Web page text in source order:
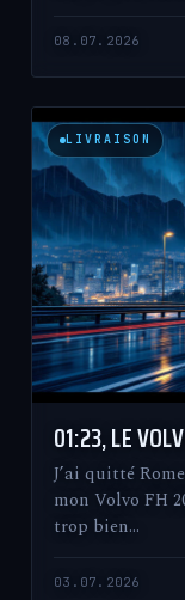
08.07.2026
LIVRAISON
01:23, LE
J’ai quitté
mon Volvo FH
trop bien…
03.07.2026